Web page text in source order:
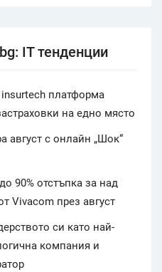
IT тенденции
платформа
на едно място
август с онлайн „Шок“
90% отстъпка за над
Vivacom през август
си като най-
компания и